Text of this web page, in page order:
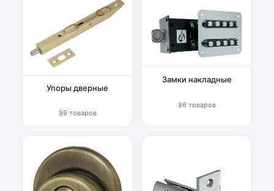
Упоры дверные
99 товаров
Замки накладные
86 товаров